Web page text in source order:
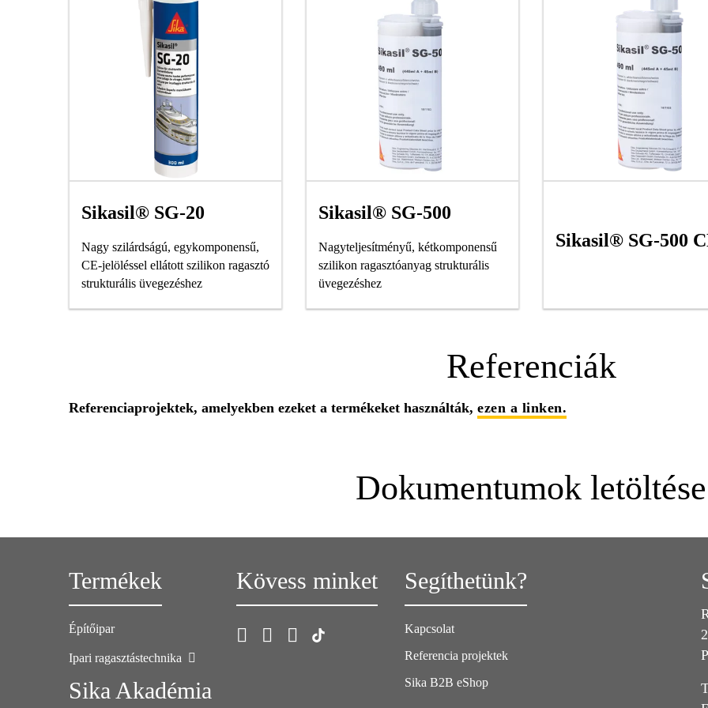
Sikasil® SG-20
Nagy szilárdságú, egykomponensű,
CE-jelöléssel ellátott szilikon ragasztó
strukturális üvegezéshez
Sikasil® SG-500
Nagyteljesítményű, kétkomponensű
szilikon ragasztóanyag strukturális
üvegezéshez
Sikasil® SG-500
Referenciák
Referenciaprojektek, amelyekben ezeket a termékeket használták, ezen a linken.
Dokumentumok letöltése
Termékek
Építőipar
Ipari ragasztástechnika
Sika Akadémia
Kövess minket Segíthetünk?
Kapcsolat
Referencia projektek
Sika B2B eShop